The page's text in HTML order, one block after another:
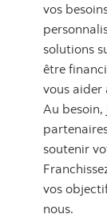
vos
solutions
être
vous aider
Au
soutenir
vos
nous.